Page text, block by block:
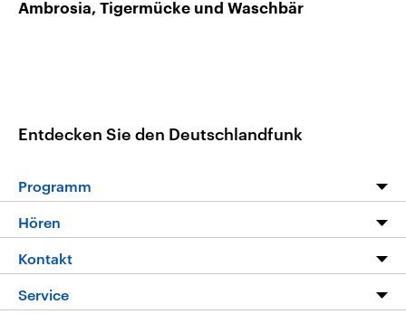
Ambrosia, Tigermücke und Waschbär
Entdecken Sie den Deutschlandfunk
Programm
Programm
Die Nachrichten
Nachrichtenleicht
Hören
Livestream
Kontakt
Hörerservice
Service